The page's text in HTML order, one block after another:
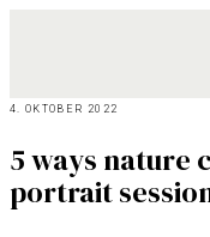
4. OKTOBER 2022
5 ways nature
portrait